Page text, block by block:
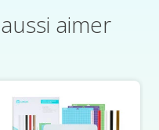
aimer